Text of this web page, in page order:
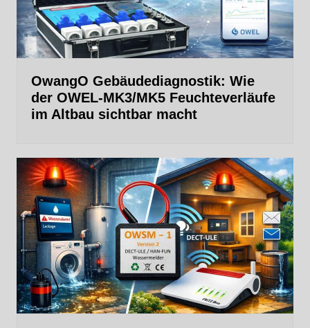
OwangO Gebäudediagnostik: Wie
der OWEL‑MK3/MK5 Feuchteverläufe
im Altbau sichtbar macht